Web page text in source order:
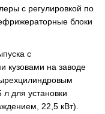
с регулировкой по
блоки
с
кузовами на заводе
для установки
22,5 кВт).